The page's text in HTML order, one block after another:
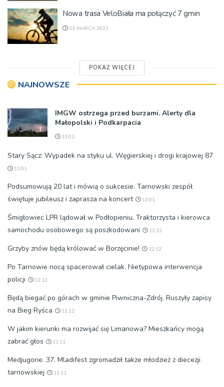
Nowa trasa VeloBiała ma połączyć 7 gmin
23 MARCA 2021
POKAŻ WIĘCEJ
NAJNOWSZE
IMGW ostrzega przed burzami. Alerty dla
Małopolski i Podkarpacia
13:01
Stary Sącz: Wypadek na styku ul. Węgierskiej i drogi krajowej 87
13:01
Podsumowują 20 lat i mówią o sukcesie. Tarnowski zespół
świętuje jubileusz i zaprasza na koncert
13:01
Śmigłowiec LPR lądował w Podłopieniu. Traktorzysta i kierowca
samochodu osobowego są poszkodowani
12:12
Grzyby znów będą królować w Borzęcinie! 12:12
Po Tarnowie nocą spacerował cielak. Nietypowa interwencja
policji
12:12
Będą biegać po górach w gminie Piwniczna-Zdrój. Ruszyły zapisy
na Bieg Ryśca
12:12
W jakim kierunki ma rozwijać się Limanowa? Mieszkańcy mogą
zabrać głos
11:11
Medjugorie. 37. Mladifest zgromadził także młodzież z diecezji
tarnowskiej
11:11